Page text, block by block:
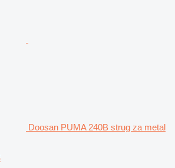
Doosan PUMA 240B strug za metal